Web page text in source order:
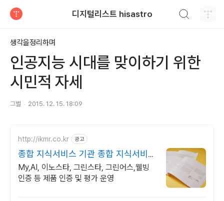
디지털리스트 hisastro
생각을정리하며
인공지능 시대를 맞이하기 위한
시민적 자세
그별 2015. 12. 15. 18:09
http://ikmr.co.kr 광고
종합 지식서비스 기관 종합 지식서비스
기관
My,AI, 이노스타, 그린스타, 그린어스,웰빙
인증 등 제품 인증 및 평가 운영